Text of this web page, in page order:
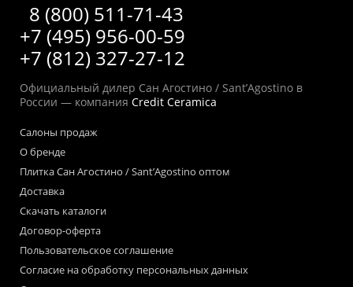
8 (800) 511-71-43
+7 (495) 956-00-59
+7 (812) 327-27-12
Официальный дилер Сан Агостино / Sant’Agostino в
России — компания Credit Ceramica
Салоны продаж
О бренде
Плитка Сан Агостино / Sant’Agostino оптом
Доставка
Скачать каталоги
Договор-оферта
Пользовательское соглашение
Согласие на обработку персональных данных